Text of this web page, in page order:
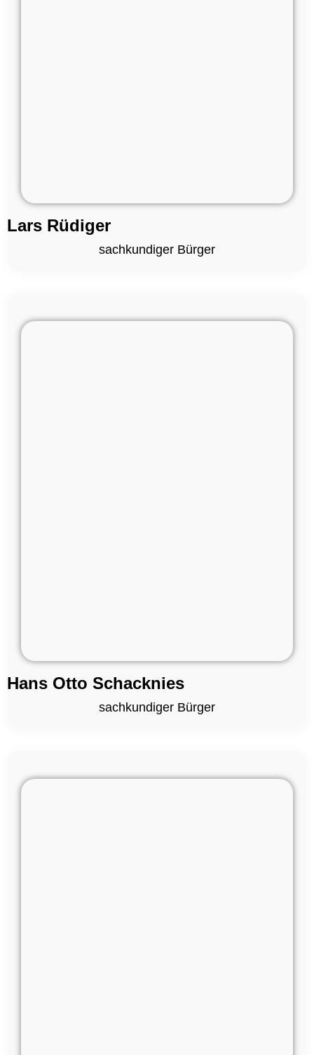
Lars Rüdiger
sachkundiger Bürger
Hans Otto Schacknies
sachkundiger Bürger